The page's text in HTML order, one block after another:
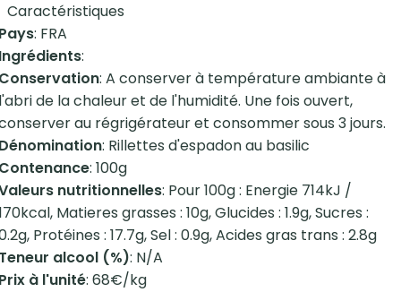
Caractéristiques
: FRA
:
: A conserver à température ambiante à
de la chaleur et de l'humidité. Une fois ouvert,
au régrigérateur et consommer sous 3 jours.
: Rillettes d'espadon au basilic
: 100g
nutritionnelles: Pour 100g : Energie 714kJ /
Matieres grasses : 10g, Glucides : 1.9g, Sucres :
Protéines : 17.7g, Sel : 0.9g, Acides gras trans : 2.8g
alcool (%): N/A
à l'unité: 68€/kg